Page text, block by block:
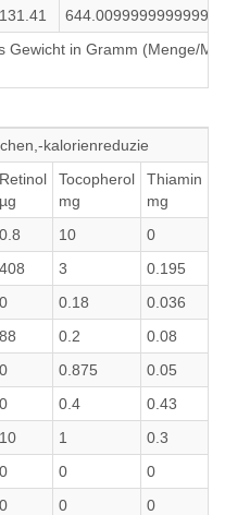
131.41 644.0099999999999
Gewicht in Gramm (Menge/
kalorienreduzie
Retinol
µg
Tocopherol
mg
Thiamin
mg
0.8 10 0
408 3 0.195
0 0.18 0.036
88 0.2 0.08
0 0.875 0.05
0 0.4 0.43
10 1 0.3
0 0 0
0 0 0